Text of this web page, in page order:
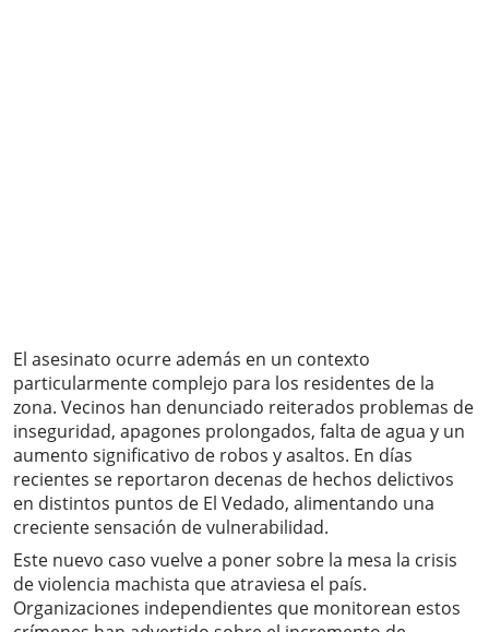
El asesinato ocurre además en un contexto
particularmente complejo para los residentes de la
zona. Vecinos han denunciado reiterados problemas de
inseguridad, apagones prolongados, falta de agua y un
aumento significativo de robos y asaltos. En días
recientes se reportaron decenas de hechos delictivos
en distintos puntos de El Vedado, alimentando una
creciente sensación de vulnerabilidad.
Este nuevo caso vuelve a poner sobre la mesa la crisis
de violencia machista que atraviesa el país.
Organizaciones independientes que monitorean estos